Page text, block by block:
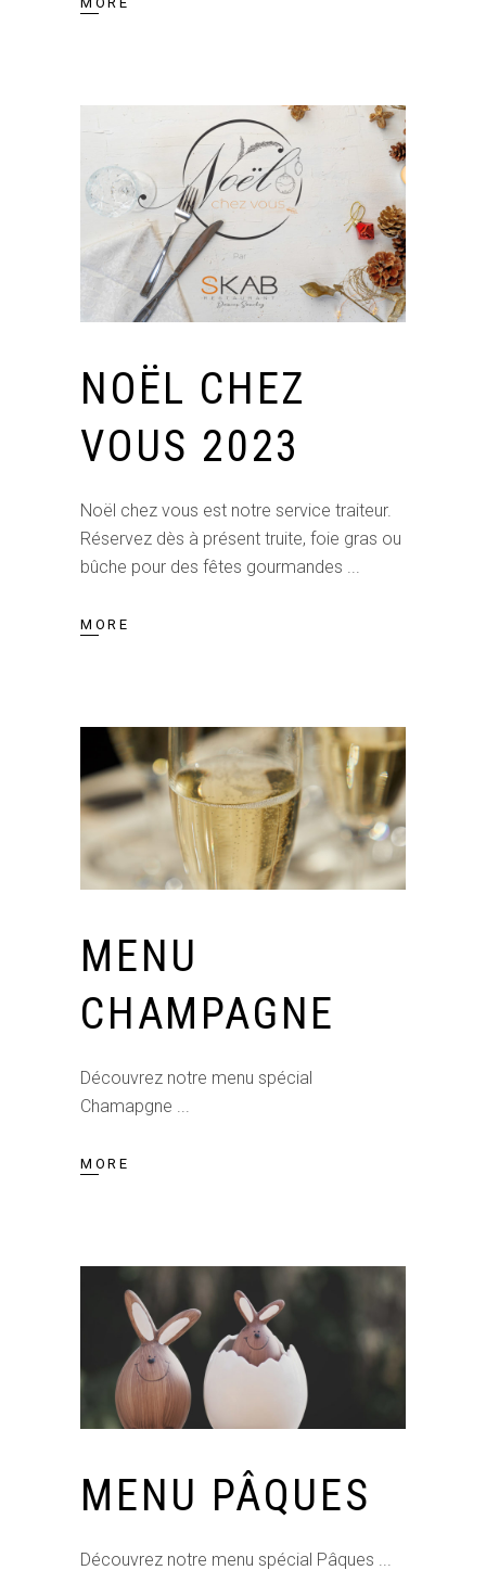
NOËL CHEZ
VOUS 2023
Noël chez vous est notre service traiteur.
Réservez dès à présent truite, foie gras ou
bûche pour des fêtes gourmandes
MORE
MENU
CHAMPAGNE
Découvrez notre menu spécial
Chamapgne
MORE
MENU PÂQUES
Découvrez notre menu spécial Pâques